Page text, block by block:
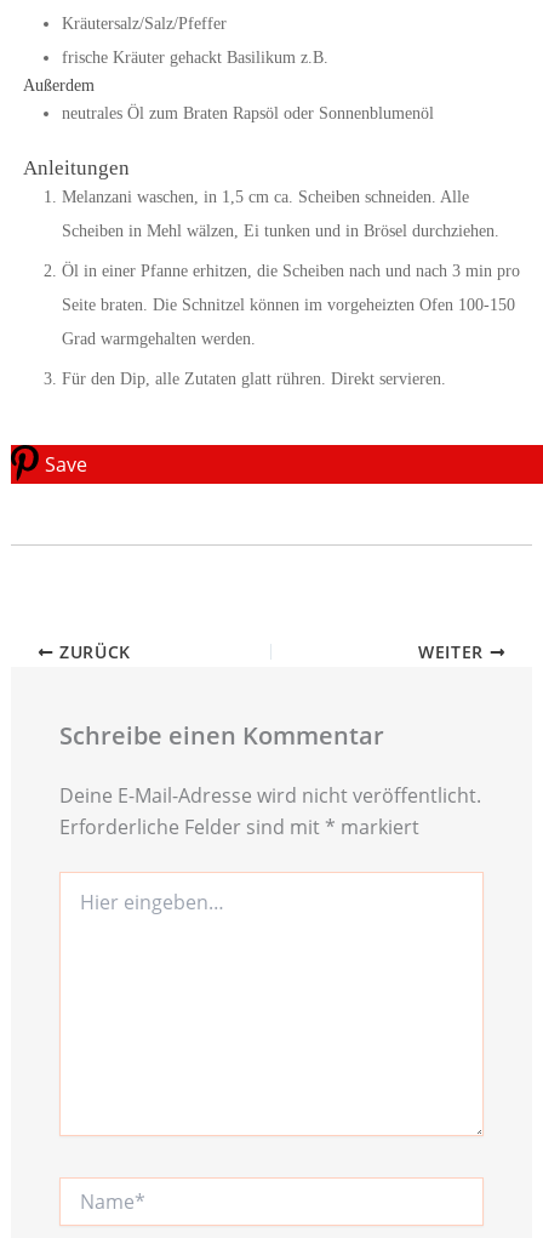
Kräutersalz/Salz/Pfeffer
frische Kräuter gehackt Basilikum z.B.
Außerdem
neutrales Öl zum Braten Rapsöl oder Sonnenblumenöl
Anleitungen
Melanzani waschen, in 1,5 cm ca. Scheiben schneiden. Alle
Scheiben in Mehl wälzen, Ei tunken und in Brösel durchziehen.
Öl in einer Pfanne erhitzen, die Scheiben nach und nach 3 min pro
Seite braten. Die Schnitzel können im vorgeheizten Ofen 100-150
Grad warmgehalten werden.
Für den Dip, alle Zutaten glatt rühren. Direkt servieren.
Save
ZURÜCK WEITER
Schreibe einen Kommentar
Deine E-Mail-Adresse wird nicht veröffentlicht.
Erforderliche Felder sind mit * markiert
eingeben…